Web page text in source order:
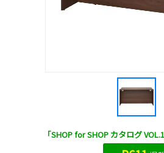
「SHOP for SHOP カタログ